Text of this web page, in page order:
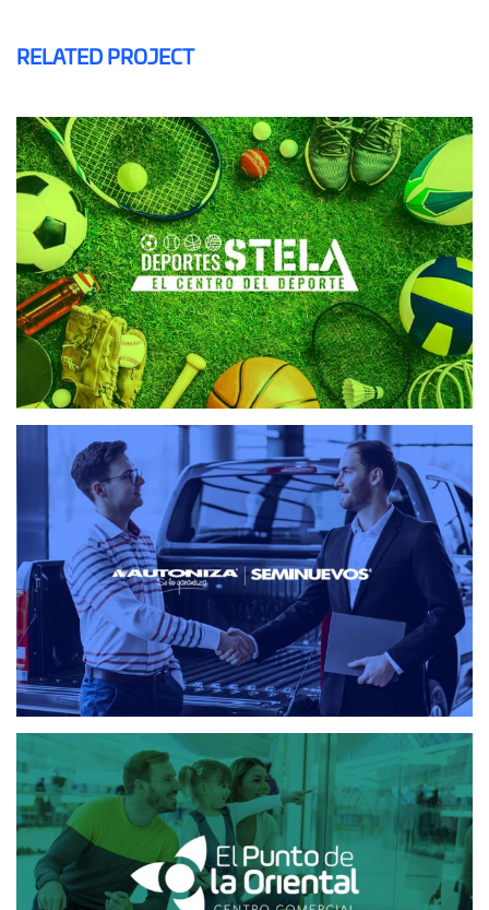
RELATED PROJECT
DEPORTES STELA
DISEÑO WEB
SEMINUEVOS AUTONIZA
DISEÑO WEB
EL PUNTO DE LA ORIENTAL
CRM CRM CENTROS COMERCIALES DISEÑO WEB
MAILING Y SMS PLATAFORMA MAILING
PLATAFORMA SMS